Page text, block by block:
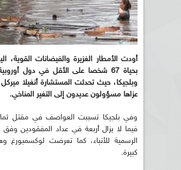
أودت الأمطار الغزيرة والفيضانات القوية،
بحياة 67 شخصا على الأقل في دول
وبلجيكا، حيث تحدثت المستشارة أنغيلا
عزاها مسؤولون عديدون إلى التغير المناخي.
وفي بلجيكا تسببت العواصف في مقتل
فيما لا يزال أربعة في عداد المفقودين وفق
الرسمية للأنباء، كما تعرضت لوكسمبورغ
كبيرة.